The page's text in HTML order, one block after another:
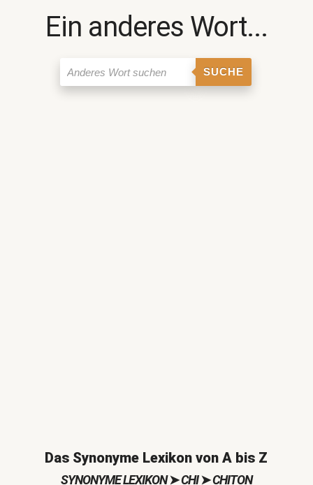
Ein anderes Wort...
SUCHE
Das Synonyme Lexikon von A bis Z
SYNONYME LEXIKON➤CHI➤CHITON